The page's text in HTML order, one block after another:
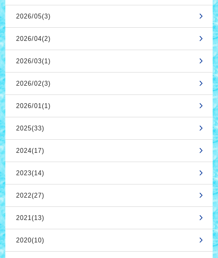
2026/05(3)
2026/04(2)
2026/03(1)
2026/02(3)
2026/01(1)
2025(33)
2024(17)
2023(14)
2022(27)
2021(13)
2020(10)